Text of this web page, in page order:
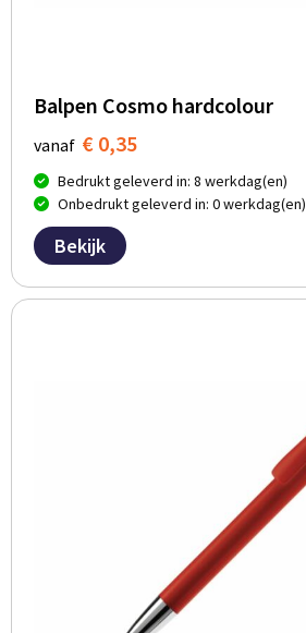
Balpen Cosmo hardcolour
vanaf € 0,35
Bedrukt geleverd in: 8 werkdag(en)
Onbedrukt geleverd in: 0 werkdag(en)
Bekijk